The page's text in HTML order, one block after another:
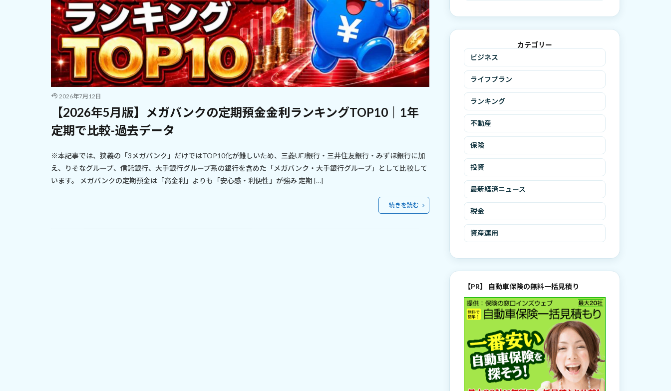
2026年7月12日
【2026年5月版】メガバンクの定期預金金利ランキングTOP10｜1年
定期で比較-過去データ
※本記事では、狭義の「3メガバンク」だけではTOP10化が難しいため、三菱UFJ銀行・三井住友銀行・みずほ銀行に加
え、りそなグループ、信託銀行、大手銀行グループ系の銀行を含めた「メガバンク・大手銀行グループ」として比較して
います。 メガバンクの定期預金は「高金利」よりも「安心感・利便性」が強み 定期 […]
続きを読む
カテゴリー
ビジネス
ライフプラン
ランキング
不動産
保険
投資
最新経済ニュース
税金
資産運用
【PR】 自動車保険の無料一括見積り